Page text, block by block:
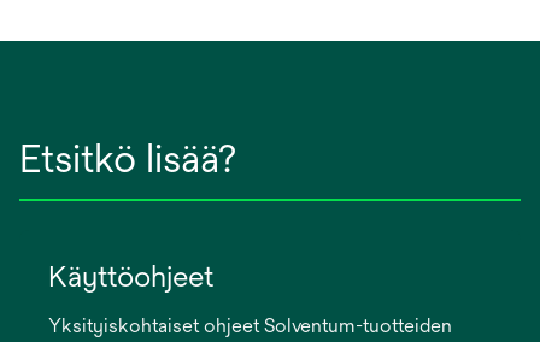
Etsitkö lisää?
Käyttöohjeet
Yksityiskohtaiset ohjeet Solventum-tuotteiden